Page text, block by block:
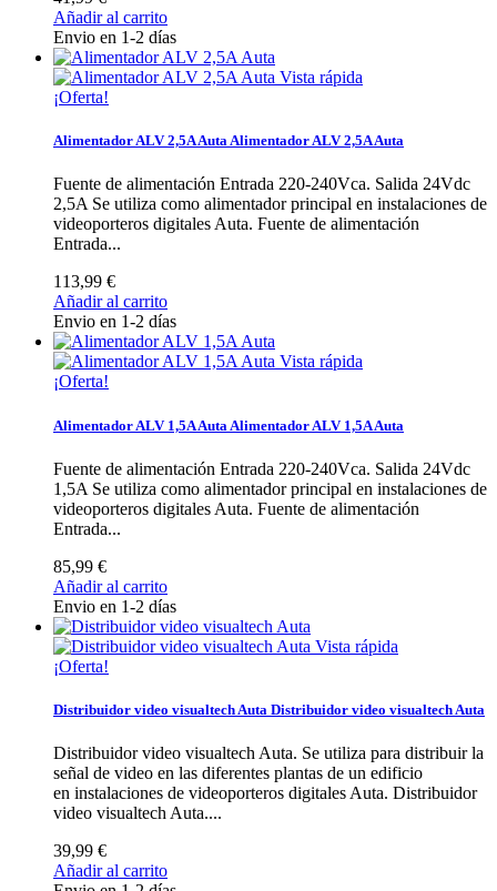
Añadir al carrito
Envio en 1-2 días
Vista rápida
¡Oferta!
Alimentador ALV 2,5A AutaAlimentador ALV 2,5A Auta
Fuente de alimentación Entrada 220-240Vca. Salida 24Vdc
2,5A Se utiliza como alimentador principal en instalaciones de
videoporteros digitales Auta. Fuente de alimentación
Entrada...
113,99 €
Añadir al carrito
Envio en 1-2 días
Vista rápida
¡Oferta!
Alimentador ALV 1,5A Auta Alimentador ALV 1,5A Auta
Fuente de alimentación Entrada 220-240Vca. Salida 24Vdc
1,5A Se utiliza como alimentador principal en instalaciones de
videoporteros digitales Auta. Fuente de alimentación
Entrada...
85,99 €
Añadir al carrito
Envio en 1-2 días
Vista rápida
¡Oferta!
Distribuidor video visualtech Auta Distribuidor video visualtech Auta
Distribuidor video visualtech Auta. Se utiliza para distribuir la
señal de video en las diferentes plantas de un edificio
en instalaciones de videoporteros digitales Auta. Distribuidor
video visualtech Auta....
39,99 €
Añadir al carrito